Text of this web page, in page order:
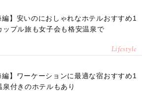
編】安いのにおしゃれなホテルおすすめ1
ップル旅も女子会も格安温泉で
Lifestyle
編】ワーケーションに最適な宿おすすめ1
泉付きのホテルもあり